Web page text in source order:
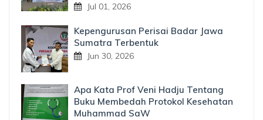
Jul 01, 2026
Kepengurusan Perisai Badar Jawa
Sumatra Terbentuk
Jun 30, 2026
Apa Kata Prof Veni Hadju Tentang
Buku Membedah Protokol Kesehatan
Muhammad SaW